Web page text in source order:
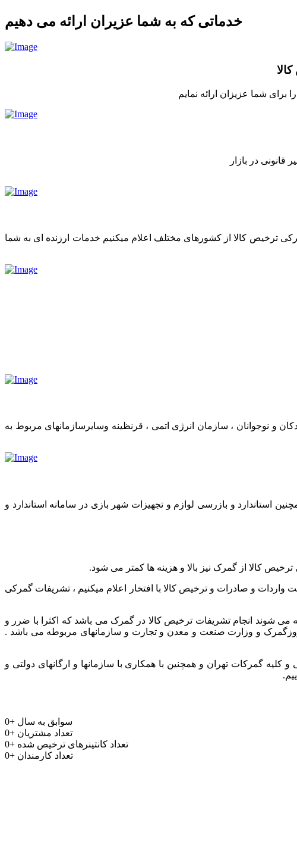
خدماتی که به شما عزیران ارائه می دهیم
برای شما عزیزان ارائه نمایم
در بازار
ترخیص کالا از کشورهای مختلف اعلام میکنیم خدمات ارزنده ای به شما
نوجوانان ، سازمان انرژی اتمی ، قرنظینه وسایرسازمانهای مربوط به
استاندارد و بازرسی لوازم و تجهیزات شهر بازی در سامانه استاندارد و
کالا از گمرک نیز بالا و هزینه ها کمتر می شود.
و ماهر و باتجربه جهت واردات و صادرات و ترخیص کالا با افتخار اعلام میکنیم ، تشریفات گمرکی
می شوند انجام تشریفات ترخیص کالا در گمرک می باشد که اکثرا با ضرر و
بروزگمرک و وزارت صنعت و معدن و تجارت و سازمانهای مربوطه می باشد .
گمرکات تهران و همچنین با همکاری با سازمانها و ارگانهای دولتی و
0+ سوابق به سال
0+ تعداد مشتریان
0+ تعداد کانتینرهای ترخیص شده
0+ تعداد کارمندان